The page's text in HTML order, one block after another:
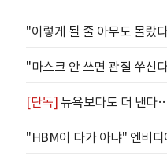
"이렇게 될 줄 아무도 몰랐
"마스크 안 쓰면 관절 쑤신
[단독] 뉴욕보다도 더 낸다
"HBM이 다가 아냐" 엔비